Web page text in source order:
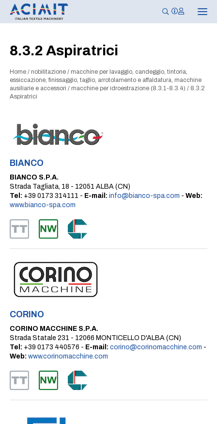
N
a
8.3.2 Aspiratrici
Home / nobilitazione / macchine per lavaggio, candeggio, tintoria,
essiccazione, finissaggio, taglio, arrotolamento e affaldatura, macchine
ausiliarie e accessori / macchine per idroestrazione (8.3.1-8.3.4) / 8.3.2
Aspiratrici
BIANCO
BIANCO S.P.A.
Strada Tagliata, 18 - 12051 ALBA (CN)
Tel: +39 0173 314111 - E-mail: info@bianco-spa.com - Web:
www.bianco-spa.com
CORINO
CORINO MACCHINE S.P.A.
Strada Statale 231 - 12066 MONTICELLO D'ALBA (CN)
Tel: +39 0173 440576 - E-mail: corino@corinomacchine.com -
Web: www.corinomacchine.com